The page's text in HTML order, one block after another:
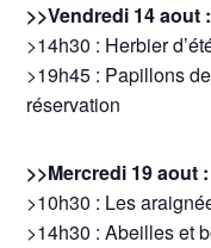
>>Vendredi 14 aout :
>14h30 : Herbier
>19h45 : Papillons
réservation
>>Mercredi 19 aout :
>10h30 : Les
>14h30 : Abeilles et